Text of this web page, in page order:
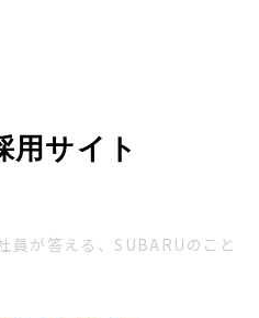
用サイト
員が答える、SUBARUのこと